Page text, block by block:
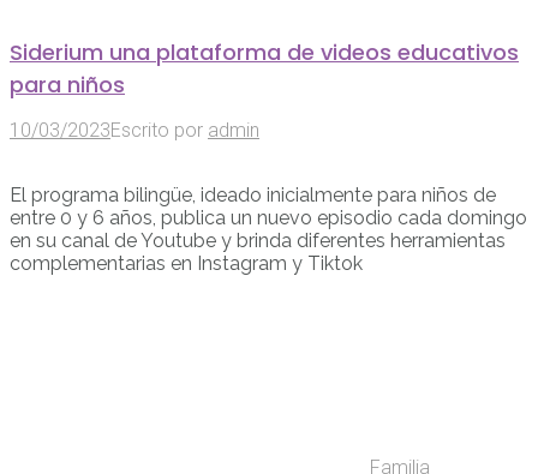
Siderium una plataforma de videos educativos
para niños
10/03/2023Escrito por admin
El programa bilingüe, ideado inicialmente para niños de
entre 0 y 6 años, publica un nuevo episodio cada domingo
en su canal de Youtube y brinda diferentes herramientas
complementarias en Instagram y Tiktok
Familia